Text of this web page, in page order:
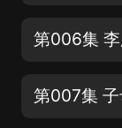
第006集
第007集